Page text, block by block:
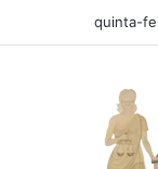
quinta-